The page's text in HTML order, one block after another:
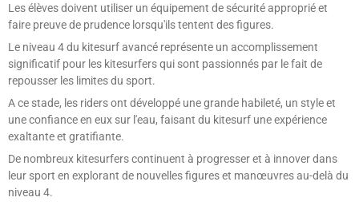
Les élèves doivent utiliser un équipement de sécurité approprié et
faire preuve de prudence lorsqu'ils tentent des figures.
Le niveau 4 du kitesurf avancé représente un accomplissement
significatif pour les kitesurfers qui sont passionnés par le fait de
repousser les limites du sport.
A ce stade, les riders ont développé une grande habileté, un style et
une confiance en eux sur l'eau, faisant du kitesurf une expérience
exaltante et gratifiante.
De nombreux kitesurfers continuent à progresser et à innover dans
leur sport en explorant de nouvelles figures et manœuvres au-delà du
niveau 4.